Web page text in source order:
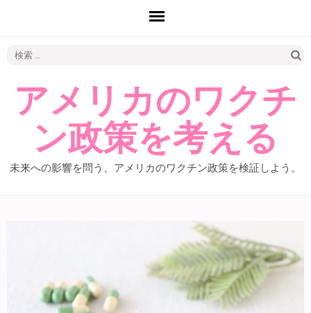
アメリカのワクチ
ン政策を考える
未来への影響を問う、アメリカのワクチン政策を検証しよう。